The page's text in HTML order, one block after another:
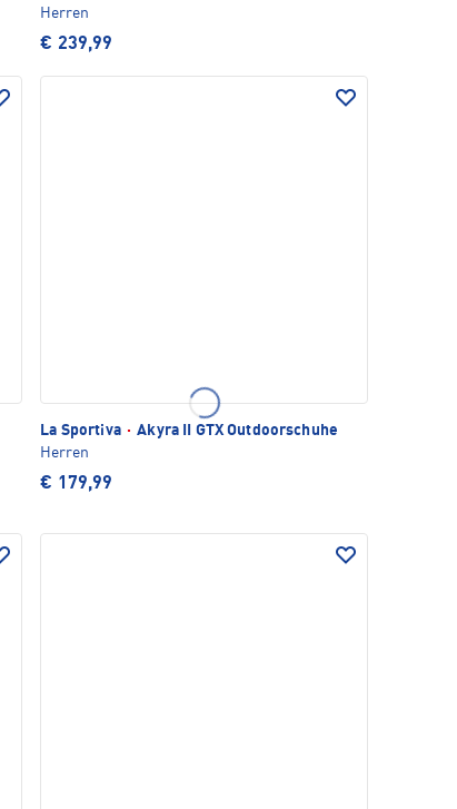
Herren
€ 239,99
La Sportiva · Akyra II GTX Outdoorschuhe
Herren
€ 179,99